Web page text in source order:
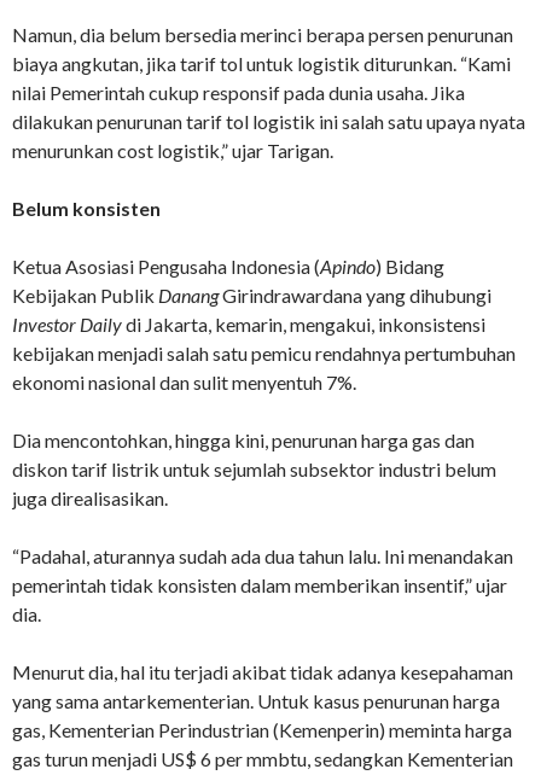
Namun, dia belum bersedia merinci berapa persen penurunan
biaya angkutan, jika tarif tol untuk logistik diturunkan. “Kami
nilai Pemerintah cukup responsif pada dunia usaha. Jika
dilakukan penurunan tarif tol logistik ini salah satu upaya nyata
menurunkan cost logistik,” ujar Tarigan.
Belum konsisten
Ketua Asosiasi Pengusaha Indonesia (Apindo) Bidang
Kebijakan Publik DanangGirindrawardana yang dihubungi
Investor Dailydi Jakarta, kemarin, mengakui, inkonsistensi
kebijakan menjadi salah satu pemicu rendahnya pertumbuhan
ekonomi nasional dan sulit menyentuh 7%.
Dia mencontohkan, hingga kini, penurunan harga gas dan
diskon tarif listrik untuk sejumlah subsektor industri belum
juga direalisasikan.
“Padahal, aturannya sudah ada dua tahun lalu. Ini menandakan
pemerintah tidak konsisten dalam memberikan insentif,” ujar
dia.
Menurut dia, hal itu terjadi akibat tidak adanya kesepahaman
yang sama antarkementerian. Untuk kasus penurunan harga
gas, Kementerian Perindustrian (Kemenperin) meminta harga
gas turun menjadi US$ 6 per mmbtu, sedangkan Kementerian